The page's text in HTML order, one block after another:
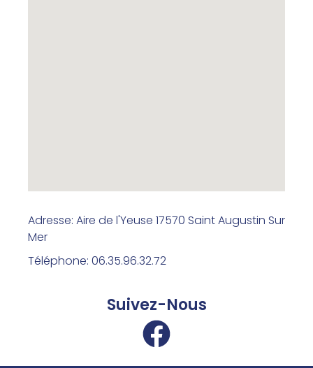
Adresse: Aire de l'Yeuse 17570 Saint Augustin Sur
Mer
Téléphone: 06.35.96.32.72
Suivez-Nous